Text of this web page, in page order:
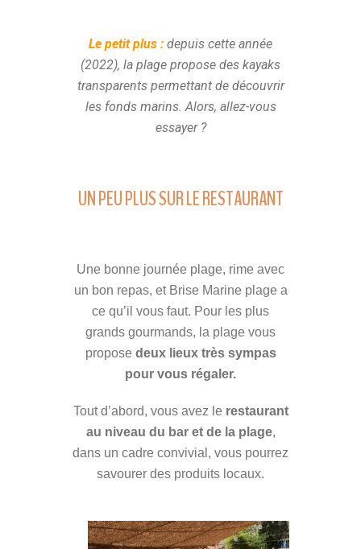
Le petit plus : depuis cette année
(2022), la plage propose des kayaks
transparents permettant de découvrir
les fonds marins. Alors, allez-vous
essayer ?
UN PEU PLUS SUR LE RESTAURANT
Une bonne journée plage, rime avec
un bon repas, et Brise Marine plage a
ce qu’il vous faut. Pour les plus
grands gourmands, la plage vous
propose deux lieux très sympas
pour vous régaler.
Tout d’abord, vous avez le restaurant
au niveau du bar et de la plage,
dans un cadre convivial, vous pourrez
savourer des produits locaux.